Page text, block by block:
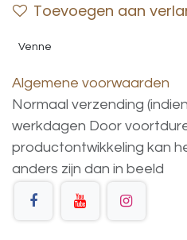
Toevoegen aan
Venne
Algemene voorwaarden
Normaal verzending
werkdagen Door
productontwikkeling kan
anders zijn dan in beeld